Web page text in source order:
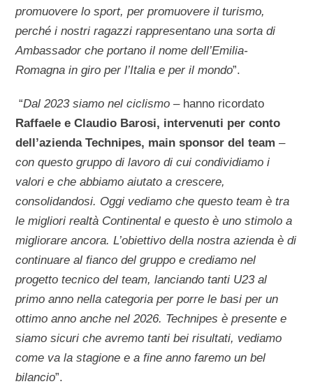
promuovere lo sport, per promuovere il turismo,
perché i nostri ragazzi rappresentano una sorta di
Ambassador che portano il nome dell’Emilia-
Romagna in giro per l’Italia e per il mondo”.
“Dal 2023 siamo nel ciclismo– hanno ricordato
Raffaele e Claudio Barosi, intervenuti per conto
dell’azienda Technipes, main sponsor del team –
con questo gruppo di lavoro di cui condividiamo i
valori e che abbiamo aiutato a crescere,
consolidandosi. Oggi vediamo che questo team è tra
le migliori realtà Continental e questo è uno stimolo a
migliorare ancora. L’obiettivo della nostra azienda è di
continuare al fianco del gruppo e crediamo nel
progetto tecnico del team, lanciando tanti U23 al
primo anno nella categoria per porre le basi per un
ottimo anno anche nel 2026. Technipes è presente e
siamo sicuri che avremo tanti bei risultati, vediamo
come va la stagione e a fine anno faremo un bel
bilancio”.